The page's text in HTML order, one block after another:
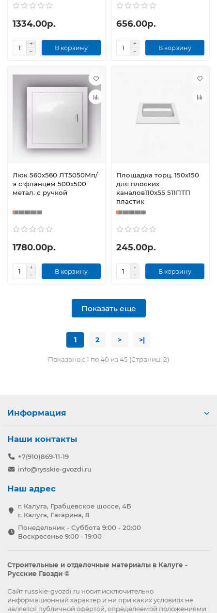
1334.00р.
В корзину
656.00р.
В корзину
Люк 560х560 ЛТ5050Мп/
э с фланцем 500х500
метал. с ручкой
1780.00р.
В корзину
Площадка торц. 150х150
для плоских
каналов110х55 511ПТП
пластик
245.00р.
В корзину
Показать еще
1 2 > >|
Показано с 1 по 40 из 45 (Страниц: 2)
Информация
Наши контакты
+7(910)869-11-19
info@rysskie-gvozdi.ru
Наш адрес
г. Калуга, Грабцевское шоссе, 4Б
г. Калуга, Гагарина, 8
Понедельник - Суббота 9:00 - 20:00
Воскресенье 9:00 - 19:00
Строительные и отделочные материалы в Калуге -
Русские Гвозди ©
Сайт russkie-gvozdi.ru носит исключительно
информационный характер и ни при каких условиях не
является публичной офертой, определяемой положениями